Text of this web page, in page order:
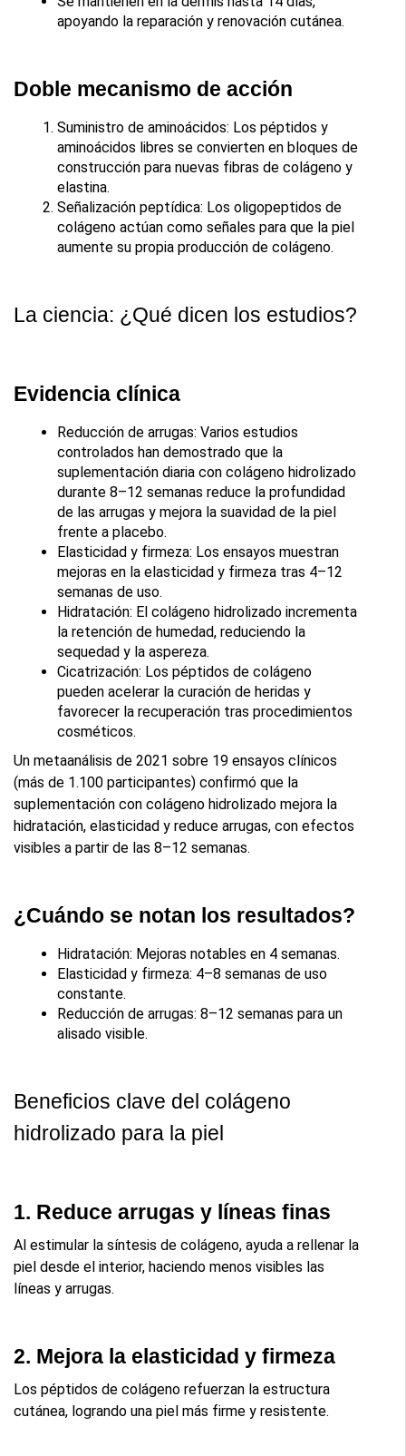
apoyando la reparación y renovación cutánea.
Doble mecanismo de acción
Suministro de aminoácidos: Los péptidos y
aminoácidos libres se convierten en bloques de
construcción para nuevas fibras de colágeno y
elastina.
Señalización peptídica: Los oligopeptidos de
colágeno actúan como señales para que la piel
aumente su propia producción de colágeno.
La ciencia: ¿Qué dicen los estudios?
Evidencia clínica
Reducción de arrugas: Varios estudios
controlados han demostrado que la
suplementación diaria con colágeno hidrolizado
durante 8–12 semanas reduce la profundidad
de las arrugas y mejora la suavidad de la piel
frente a placebo.
Elasticidad y firmeza: Los ensayos muestran
mejoras en la elasticidad y firmeza tras 4–12
semanas de uso.
Hidratación: El colágeno hidrolizado incrementa
la retención de humedad, reduciendo la
sequedad y la aspereza.
Cicatrización: Los péptidos de colágeno
pueden acelerar la curación de heridas y
favorecer la recuperación tras procedimientos
cosméticos.
Un metaanálisis de 2021 sobre 19 ensayos clínicos
(más de 1.100 participantes) confirmó que la
suplementación con colágeno hidrolizado mejora la
hidratación, elasticidad y reduce arrugas, con efectos
visibles a partir de las 8–12 semanas.
¿Cuándo se notan los resultados?
Hidratación: Mejoras notables en 4 semanas.
Elasticidad y firmeza: 4–8 semanas de uso
constante.
Reducción de arrugas: 8–12 semanas para un
alisado visible.
Beneficios clave del colágeno
hidrolizado para la piel
1. Reduce arrugas y líneas finas
Al estimular la síntesis de colágeno, ayuda a rellenar la
piel desde el interior, haciendo menos visibles las
líneas y arrugas.
2. Mejora la elasticidad y firmeza
Los péptidos de colágeno refuerzan la estructura
cutánea, logrando una piel más firme y resistente.